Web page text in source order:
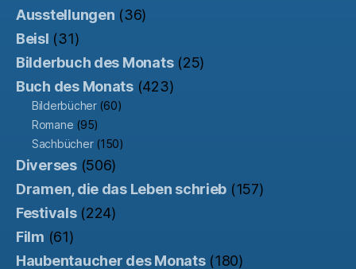
Ausstellungen (36)
Beisl (31)
Bilderbuch des Monats(25)
Buch des Monats(423)
Bilderbücher(60)
Romane (95)
Sachbücher(150)
Diverses(506)
Dramen, die das Leben schrieb (157)
Festivals(224)
Film (61)
Haubentaucher des Monats(180)